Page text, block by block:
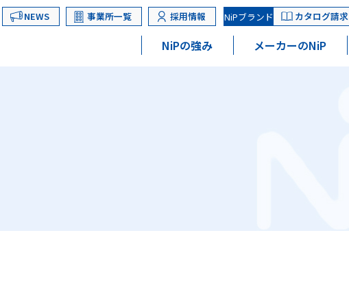
NEWS 事業所一覧 採用情報 NiPブランド カタログ請求
NiPの強み メーカーのNiP